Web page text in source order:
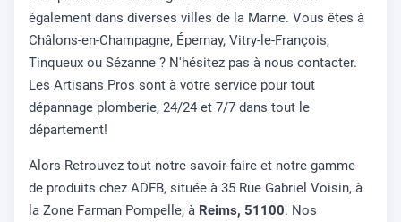
également dans diverses villes de la Marne. Vous êtes à
Châlons-en-Champagne, Épernay, Vitry-le-François,
Tinqueux ou Sézanne ? N'hésitez pas à nous contacter.
Les Artisans Pros sont à votre service pour tout
dépannage plomberie, 24/24 et 7/7 dans tout le
département!
Alors Retrouvez tout notre savoir-faire et notre gamme
de produits chez ADFB, située à 35 Rue Gabriel Voisin, à
la Zone Farman Pompelle, à Reims, 51100. Nos